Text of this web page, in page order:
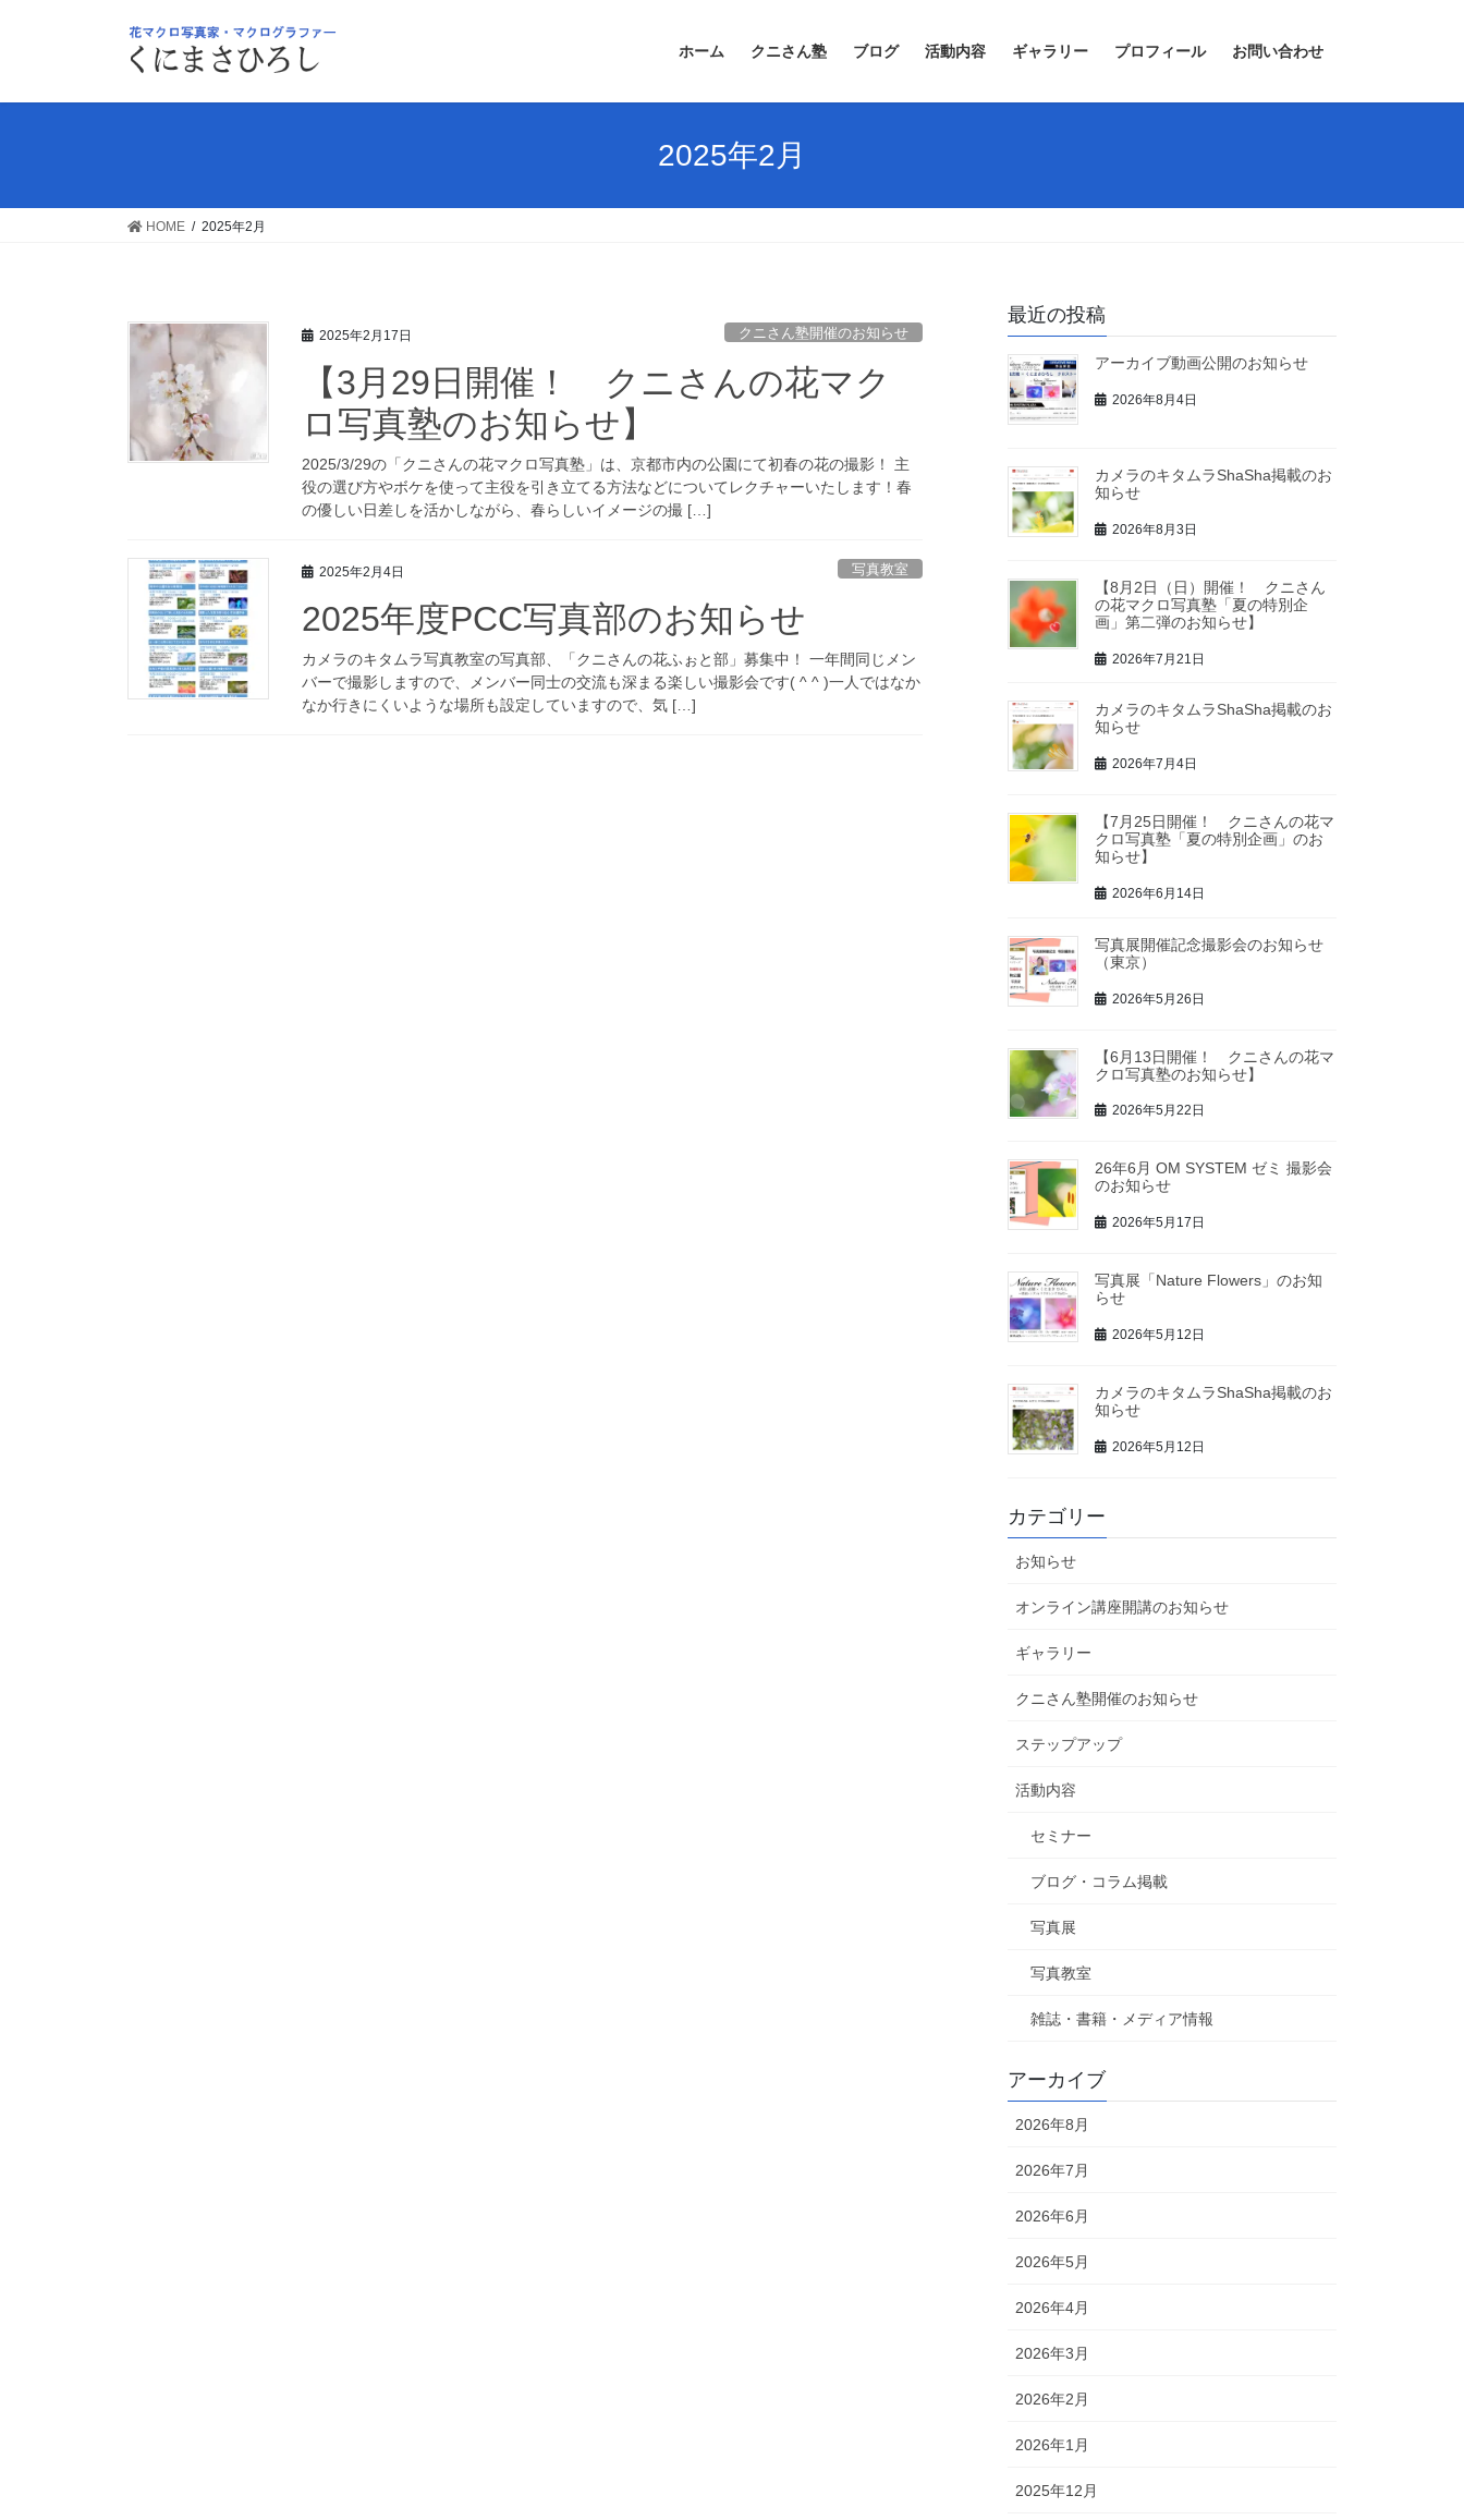
ホーム クニさん塾 ブログ 活動内容 ギャラリー プロフィール お問い合わせ
2025年2月
HOME 2025年2月
2025年2月17日 クニさん塾開催のお知らせ
【3月29日開催！ クニさんの花マク
ロ写真塾のお知らせ】
2025/3/29の「クニさんの花マクロ写真塾」は、京都市内の公園にて初春の花の撮影！ 主
役の選び方やボケを使って主役を引き立てる方法などについてレクチャーいたします！春
の優しい日差しを活かしながら、春らしいイメージの撮 […]
2025年2月4日 写真教室
2025年度PCC写真部のお知らせ
カメラのキタムラ写真教室の写真部、「クニさんの花ふぉと部」募集中！ 一年間同じメン
バーで撮影しますので、メンバー同士の交流も深まる楽しい撮影会です( ^ ^ )一人ではなか
なか行きにくいような場所も設定していますので、気 […]
最近の投稿
アーカイブ動画公開のお知らせ
2026年8月4日
カメラのキタムラShaSha掲載のお
知らせ
2026年8月3日
【8月2日（日）開催！ クニさん
の花マクロ写真塾「夏の特別企
画」第二弾のお知らせ】
2026年7月21日
カメラのキタムラShaSha掲載のお
知らせ
2026年7月4日
【7月25日開催！ クニさんの花マ
クロ写真塾「夏の特別企画」のお
知らせ】
2026年6月14日
写真展開催記念撮影会のお知らせ
（東京）
2026年5月26日
【6月13日開催！ クニさんの花マ
クロ写真塾のお知らせ】
2026年5月22日
26年6月 OM SYSTEM ゼミ 撮影会
のお知らせ
2026年5月17日
写真展「Nature Flowers」のお知
らせ
2026年5月12日
カメラのキタムラShaSha掲載のお
知らせ
2026年5月12日
カテゴリー
お知らせ
オンライン講座開講のお知らせ
ギャラリー
クニさん塾開催のお知らせ
ステップアップ
活動内容
セミナー
ブログ・コラム掲載
写真展
写真教室
雑誌・書籍・メディア情報
アーカイブ
2026年8月
2026年7月
2026年6月
2026年5月
2026年4月
2026年3月
2026年2月
2026年1月
2025年12月